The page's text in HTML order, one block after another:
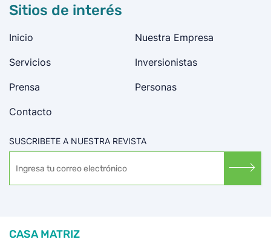
Sitios de interés
Inicio Nuestra Empresa
Servicios Inversionistas
Prensa Personas
Contacto
SUSCRIBETE A NUESTRA REVISTA
CASA MATRIZ